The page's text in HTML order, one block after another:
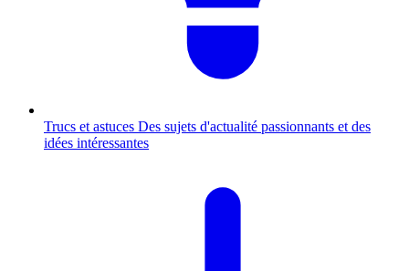
Trucs et astuces Des sujets d'actualité passionnants et des
idées intéressantes